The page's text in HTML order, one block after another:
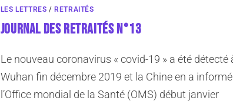
LES LETTRES /RETRAITÉS
JOURNAL DES RETRAITÉS N°13
Le nouveau coronavirus « covid-19 » a été détecté
Wuhan fin décembre 2019 et la Chine en a informé
l’Office mondial de la Santé (OMS) début janvier